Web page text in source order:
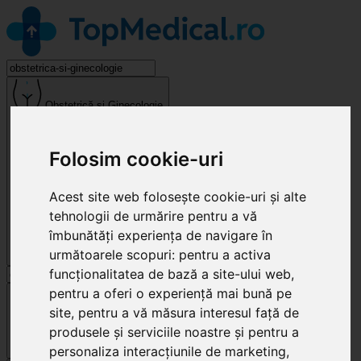
Folosim cookie-uri
Acest site web folosește cookie-uri și alte
tehnologii de urmărire pentru a vă
îmbunătăți experiența de navigare în
următoarele scopuri: pentru a activa
funcționalitatea de bază a site-ului web,
pentru a oferi o experiență mai bună pe
site, pentru a vă măsura interesul față de
produsele și serviciile noastre și pentru a
personaliza interacțiunile de marketing,
Obstetrică și Ginecologie
Cluj-Napoca